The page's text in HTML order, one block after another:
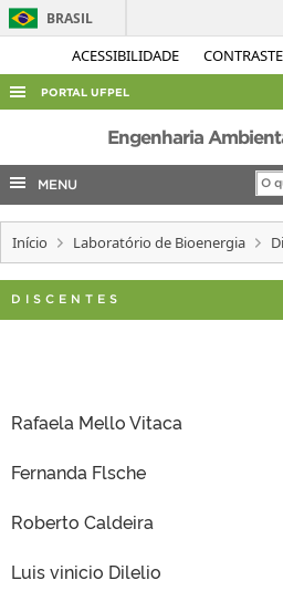
ACESSIBILIDADE CONTRASTE
BRASIL
PORTAL UFPEL
ACESSO À INFORMAÇÃO
AUDITORIA
COBALTO
CONCURSOS
EDITAIS
INTERNACIONAL
TELEFONES
Engenharia
MENU
Início Laboratório de Bioenergia
DISCENTES
Rafaela Mello Vitaca
Fernanda Flsche
Roberto Caldeira
Luis vinicio Dilelio